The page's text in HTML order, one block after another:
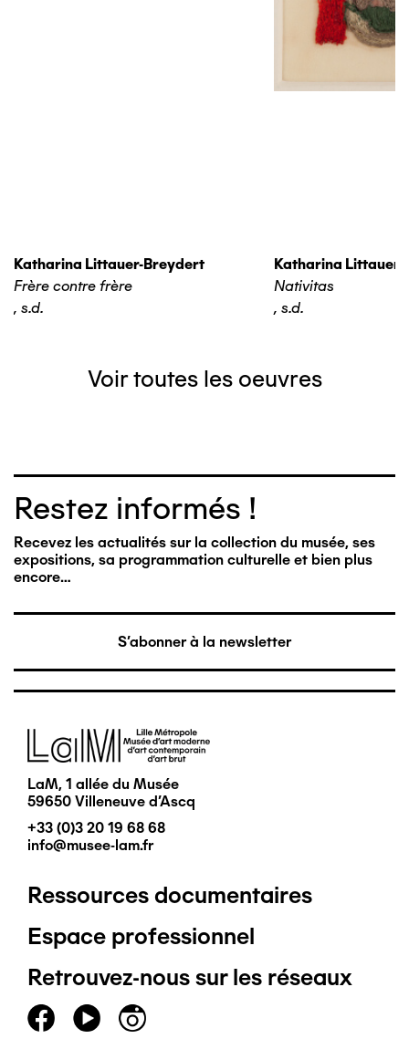
Katharina Littauer-Breydert
Frère contre frère
, s.d.
Katharina Littauer-
Nativitas
, s.d.
Voir toutes les oeuvres
Restez informés !
Recevez les actualités sur la collection du musée, ses
expositions, sa programmation culturelle et bien plus
encore…
S'abonner à la newsletter
Image
LaM, 1 allée du Musée
59650 Villeneuve d'Ascq
+33 (0)3 20 19 68 68
info@musee-lam.fr
Pied
de
page
Ressources documentaires
Espace professionnel
Retrouvez-nous sur les réseaux